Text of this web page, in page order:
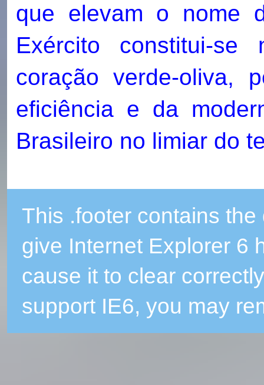
que elevam o nome
Exército constitui-
coração verde-oliva,
eficiência e da
Brasileiro no limiar do
This .footer contains
give Internet Explorer 6
cause it to clear
support IE6, you may